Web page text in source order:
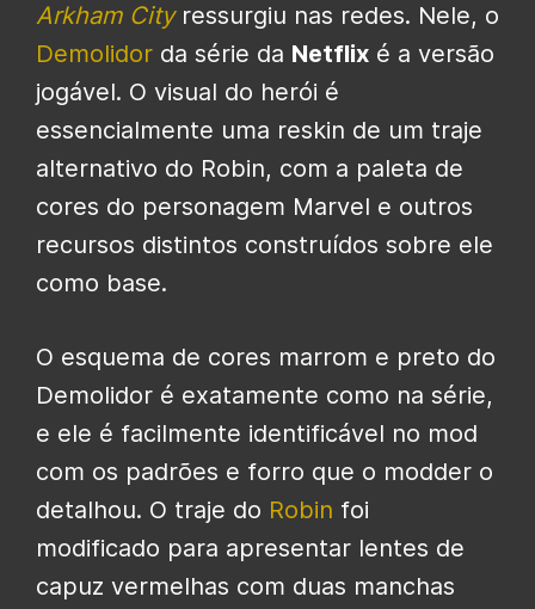
Arkham Cityressurgiu nas redes. Nele, o
Demolidor da série da Netflix é a versão
jogável. O visual do herói é
essencialmente uma reskin de um traje
alternativo do Robin, com a paleta de
cores do personagem Marvel e outros
recursos distintos construídos sobre ele
como base.
O esquema de cores marrom e preto do
Demolidor é exatamente como na série,
e ele é facilmente identificável no mod
com os padrões e forro que o modder o
detalhou. O traje do Robin foi
modificado para apresentar lentes de
capuz vermelhas com duas manchas